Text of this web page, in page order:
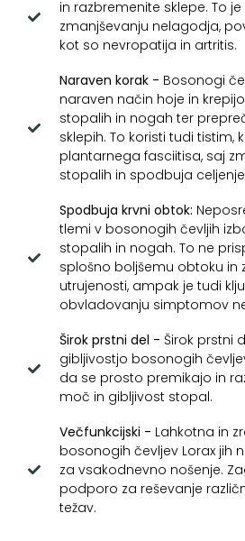
in razbremenite sklepe. To
zmanjševanju nelagodja,
kot so nevropatija in artritis.
Naraven korak - Bosonogi
naraven način hoje in
stopalih in nogah ter
sklepih. To koristi tudi tistim,
plantarnega fasciitisa, saj
stopalih in spodbuja
Spodbuja krvni obtok:
tlemi v bosonogih čevljih
stopalih in nogah. To ne
splošno boljšemu obtoku in
utrujenosti, ampak je tudi
obvladovanju simptomov
Širok prstni del - Širok prstni
gibljivostjo bosonogih
da se prosto premikajo in
moč in gibljivost stopal.
Večfunkcijski - Lahkotna in
bosonogih čevljev Lorax jih
za vsakodnevno nošenje.
podporo za reševanje
težav.